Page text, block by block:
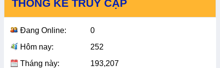
THỐNG KÊ TRUY CẬP
Đang Online:
0
Hôm nay:
252
Tháng này:
193,207